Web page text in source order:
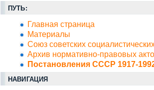
ПУТЬ:
Главная страница
Материалы
Союз советских
Архив нормативно-правовых
Постановления СССР 1917-
НАВИГАЦИЯ